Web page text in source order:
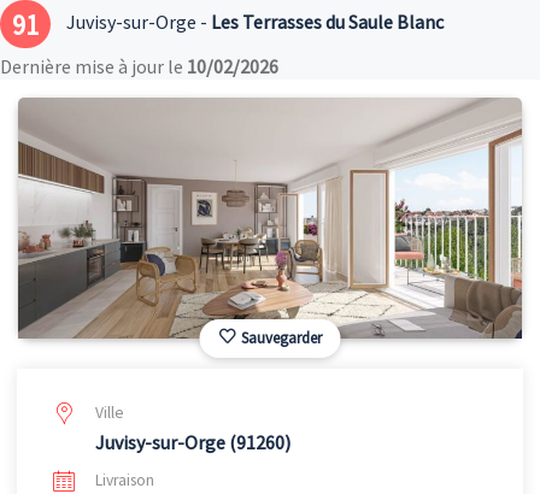
91 Juvisy-sur-Orge - Les Terrasses du Saule Blanc
Dernière mise à jour le 10/02/2026
Sauvegarder
Ville
Juvisy-sur-Orge (91260)
Livraison